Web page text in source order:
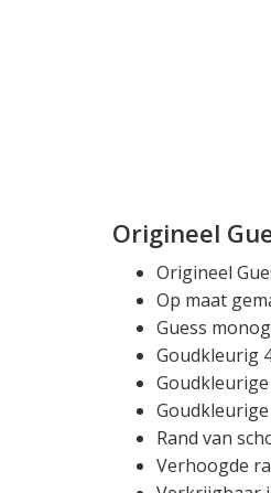
Origineel
Origineel
Op maat
Guess
Goudkleurig
Rand van
Verhoogde